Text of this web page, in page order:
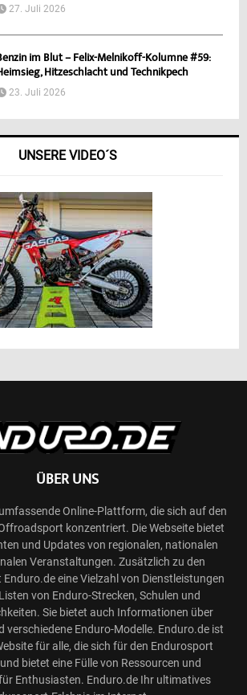
27. Juli 2026
im Blut – Felix-Melnikoff-Kolumne #59:
Hitzeschlacht und Technikpech
23. Juli 2026
UNSERE VIDEO´S
ÜBER UNS
Online-Plattform, die sich auf den
konzentriert. Die Webseite bietet
und Updates von regionalen, nationalen
Veranstaltungen. Zusätzlich zu den
eine Vielzahl von Dienstleistungen
von Enduro-Strecken, Schulen und
Sie bietet auch Informationen über
verschiedene Enduro-Modelle. Enduro.de ist
für alle, die sich für den Endurosport
bietet eine Fülle von Ressourcen und
Enthusiasten. Enduro.de Ihr ultimatives